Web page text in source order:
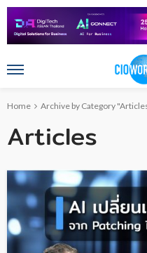
Home Archive by Category
Articles